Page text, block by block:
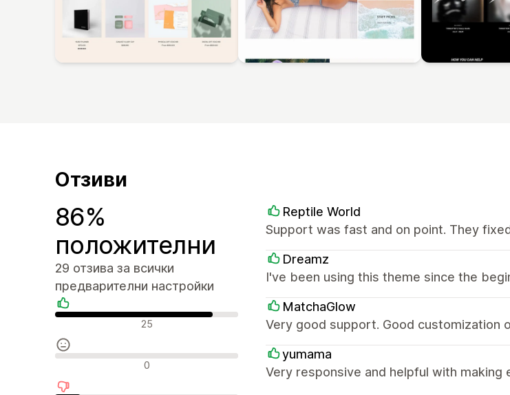
Отзиви
86%
положителни
29 отзива за всички
предварителни настройки
Положителни отзиви
25
Неутрални отзиви
0
Reptile World
Support was fast and on point. They
Dreamz
I've been using this theme since the
MatchaGlow
Very good support. Good customization
yumama
Very responsive and helpful with